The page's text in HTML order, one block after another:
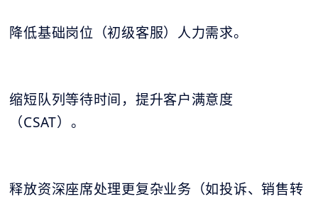
降低基础岗位（初级客服）人力需求。
缩短队列等待时间，提升客户满意度
（CSAT）。
释放资深座席处理更复杂业务（如投诉、销售转